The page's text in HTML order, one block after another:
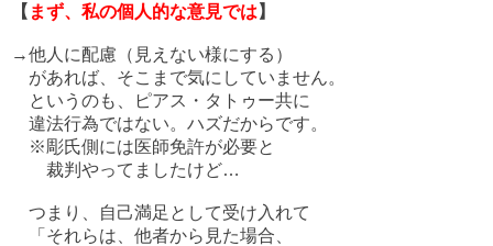
【 まず、私の個人的な意見では 】
→他人に配慮（見えない様にする）
があれば、そこまで気にしていません。
というのも、ピアス・タトゥー共に
違法行為ではない。ハズだからです。
※彫氏側には医師免許が必要と
裁判やってましたけど…
つまり、自己満足として受け入れて
「それらは、他者から見た場合、